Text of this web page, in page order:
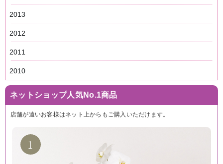
2013
2012
2011
2010
ネットショップ人気No.1商品
店舗が遠いお客様はネット上からもご購入いただけます。